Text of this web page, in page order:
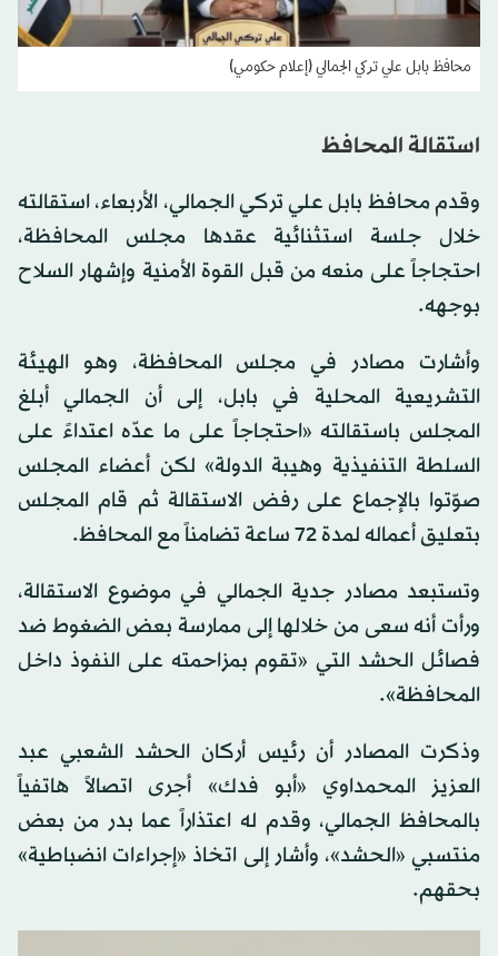
محافظ بابل علي تركي الجمالي (إعلام حكومي)
استقالة المحافظ
وقدم محافظ بابل علي تركي الجمالي، الأربعاء، استقالته
خلال جلسة استثنائية عقدها مجلس المحافظة،
احتجاجاً على منعه من قبل القوة الأمنية وإشهار السلاح
بوجهه.
وأشارت مصادر في مجلس المحافظة، وهو الهيئة
التشريعية المحلية في بابل، إلى أن الجمالي أبلغ
المجلس باستقالته «احتجاجاً على ما عدّه اعتداءً على
السلطة التنفيذية وهيبة الدولة» لكن أعضاء المجلس
صوّتوا بالإجماع على رفض الاستقالة ثم قام المجلس
بتعليق أعماله لمدة 72 ساعة تضامناً مع المحافظ.
وتستبعد مصادر جدية الجمالي في موضوع الاستقالة،
ورأت أنه سعى من خلالها إلى ممارسة بعض الضغوط ضد
فصائل الحشد التي «تقوم بمزاحمته على النفوذ داخل
المحافظة».
وذكرت المصادر أن رئيس أركان الحشد الشعبي عبد
العزيز المحمداوي «أبو فدك» أجرى اتصالاً هاتفياً
بالمحافظ الجمالي، وقدم له اعتذاراً عما بدر من بعض
منتسبي «الحشد»، وأشار إلى اتخاذ «إجراءات انضباطية»
بحقهم.